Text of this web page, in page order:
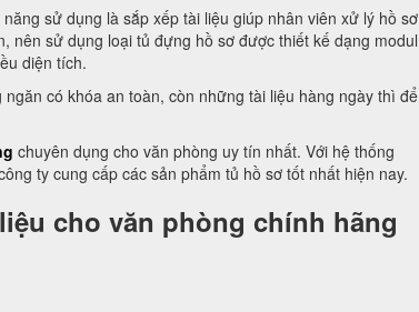
sử dụng là sắp xếp tài liệu giúp nhân viên xử lý hồ sơ
nên sử dụng loại tủ đựng hồ sơ được thiết kế dạng modul
diện tích.
có khóa an toàn, còn những tài liệu hàng ngày thì để
chuyên dụng cho văn phòng uy tín nhất. Với hệ thống
ty cung cấp các sản phẩm tủ hồ sơ tốt nhất hiện nay.
cho văn phòng chính hãng